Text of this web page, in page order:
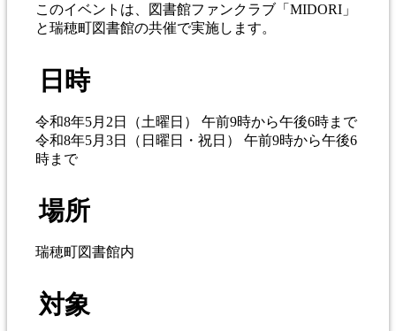
このイベントは、図書館ファンクラブ「MIDORI」
と瑞穂町図書館の共催で実施します。
日時
令和8年5月2日（土曜日） 午前9時から午後6時まで
令和8年5月3日（日曜日・祝日） 午前9時から午後6
時まで
場所
瑞穂町図書館内
対象